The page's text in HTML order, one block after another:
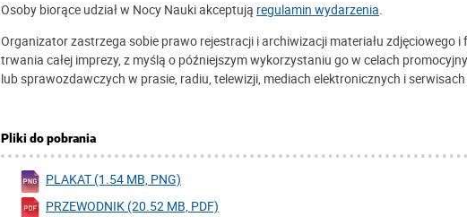
Osoby biorące udział w Nocy Nauki akceptują regulamin wydarzenia.
Organizator zastrzega sobie prawo rejestracji i archiwizacji materiału zdjęciowego
trwania całej imprezy, z myślą o późniejszym wykorzystaniu go w celach
lub sprawozdawczych w prasie, radiu, telewizji, mediach elektronicznych i
Pliki do pobrania
PLAKAT (1.54 MB, PNG)
PRZEWODNIK (20.52 MB, PDF)